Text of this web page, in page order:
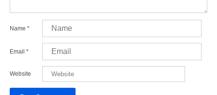
Name *
Email *
Website